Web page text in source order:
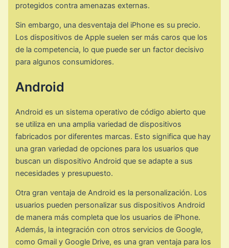
protegidos contra amenazas externas.
Sin embargo, una desventaja del iPhone es su precio.
Los dispositivos de Apple suelen ser más caros que los
de la competencia, lo que puede ser un factor decisivo
para algunos consumidores.
Android
Android es un sistema operativo de código abierto que
se utiliza en una amplia variedad de dispositivos
fabricados por diferentes marcas. Esto significa que hay
una gran variedad de opciones para los usuarios que
buscan un dispositivo Android que se adapte a sus
necesidades y presupuesto.
Otra gran ventaja de Android es la personalización. Los
usuarios pueden personalizar sus dispositivos Android
de manera más completa que los usuarios de iPhone.
Además, la integración con otros servicios de Google,
como Gmail y Google Drive, es una gran ventaja para los